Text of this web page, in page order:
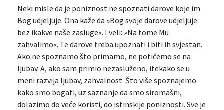
Neki misle da je poniznost ne spoznati darove koje im
Bog udjeljuje. Ona kaže da »Bog svoje darove udjeljuje
bez ikakve naše zasluge«. I veli: »Na tome Mu
zahvalimo«. Te darove treba upoznati i biti ih svjestan.
Ako ne spoznamo što primamo, ne potičemo se na
ljubav. A, ako sam primio nezasluženo, itekako se u
meni razvija ljubav, zahvalnost. Što više spoznajemo
kako smo bogati, uz saznanje da smo siromašni,
dolazimo do veće koristi, do istinskije poniznosti. Sve je